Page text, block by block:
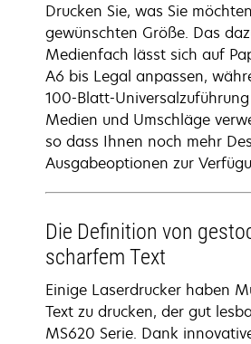
Drucken Sie, was Sie
gewünschten Größe. Das
Medienfach lässt sich auf
A6 bis Legal anpassen,
100-Blatt-
Medien und Umschläge
so dass Ihnen noch mehr
Ausgabeoptionen zur
Die Definition von
scharfem Text
Einige Laserdrucker haben
Text zu drucken, der gut
MS620 Serie. Dank